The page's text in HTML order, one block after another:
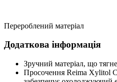
Перероблений матеріал
Додаткова інформація
Зручний матеріал, що
Просочення Reima Xylitol